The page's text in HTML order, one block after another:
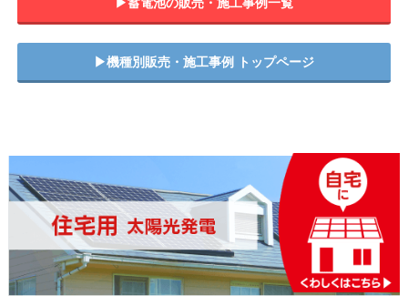
▶︎蓄電池の販売・施工事例一覧
▶︎機種別販売・施工事例 トップページ